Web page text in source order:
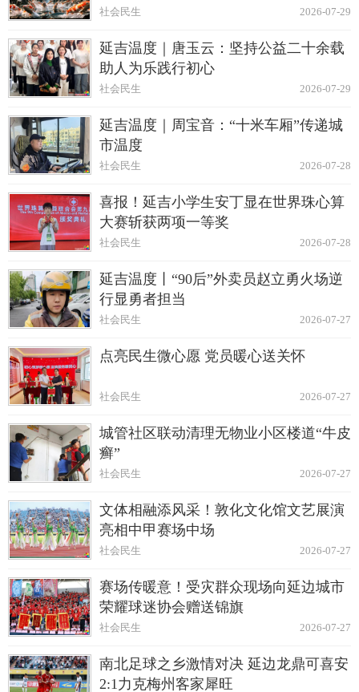
2026-07-29
社会民生
延吉温度｜唐玉云：坚持公益二十余载
助人为乐践行初心
2026-07-29
社会民生
延吉温度｜周宝音：“十米车厢”传递城
市温度
2026-07-28
社会民生
喜报！延吉小学生安丁显在世界珠心算
大赛斩获两项一等奖
2026-07-28
社会民生
延吉温度丨“90后”外卖员赵立勇火场逆
行显勇者担当
2026-07-27
社会民生
点亮民生微心愿 党员暖心送关怀
2026-07-27
社会民生
城管社区联动清理无物业小区楼道“牛皮
癣”
2026-07-27
社会民生
文体相融添风采！敦化文化馆文艺展演
亮相中甲赛场中场
2026-07-27
社会民生
赛场传暖意！受灾群众现场向延边城市
荣耀球迷协会赠送锦旗
2026-07-27
社会民生
南北足球之乡激情对决 延边龙鼎可喜安
2:1力克梅州客家犀旺